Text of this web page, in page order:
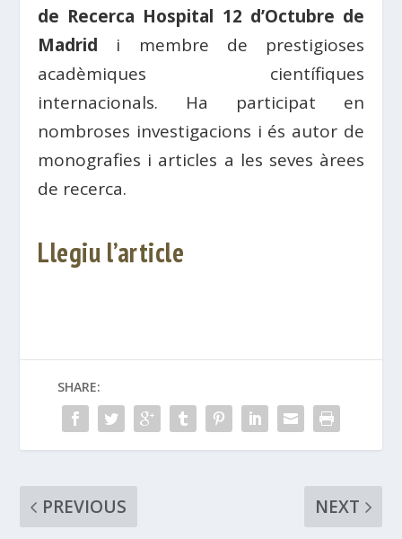
de Recerca Hospital 12 d’Octubre de
Madrid i membre de prestigioses
acadèmiques científiques
internacionals. Ha participat en
nombroses investigacions i és autor de
monografies i articles a les seves àrees
de recerca.
Llegiu l’article
SHARE:
PREVIOUS
NEXT